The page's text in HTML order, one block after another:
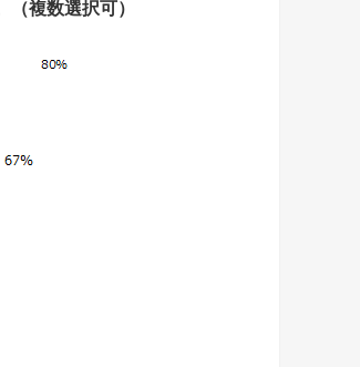
複数選択可）